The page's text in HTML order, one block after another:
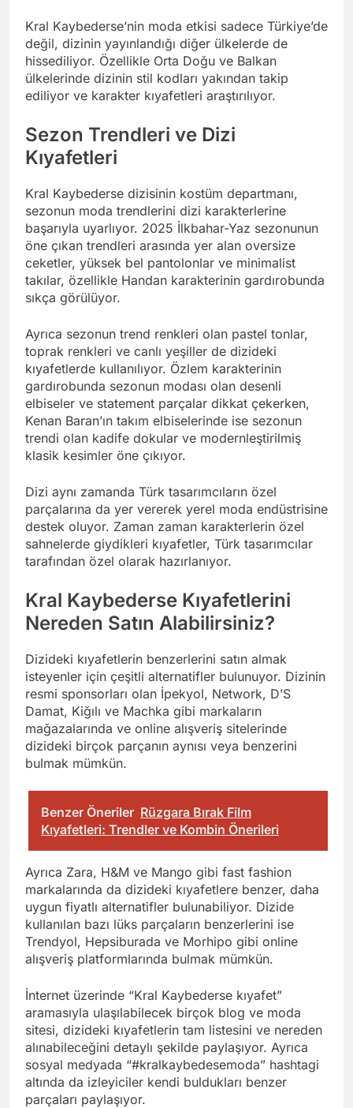
Kral Kaybederse’nin moda etkisi sadece Türkiye’de
değil, dizinin yayınlandığı diğer ülkelerde de
hissediliyor. Özellikle Orta Doğu ve Balkan
ülkelerinde dizinin stil kodları yakından takip
ediliyor ve karakter kıyafetleri araştırılıyor.
Sezon Trendleri ve Dizi
Kıyafetleri
Kral Kaybederse dizisinin kostüm departmanı,
sezonun moda trendlerini dizi karakterlerine
başarıyla uyarlıyor. 2025 İlkbahar-Yaz sezonunun
öne çıkan trendleri arasında yer alan oversize
ceketler, yüksek bel pantolonlar ve minimalist
takılar, özellikle Handan karakterinin gardırobunda
sıkça görülüyor.
Ayrıca sezonun trend renkleri olan pastel tonlar,
toprak renkleri ve canlı yeşiller de dizideki
kıyafetlerde kullanılıyor. Özlem karakterinin
gardırobunda sezonun modası olan desenli
elbiseler ve statement parçalar dikkat çekerken,
Kenan Baran’ın takım elbiselerinde ise sezonun
trendi olan kadife dokular ve modernleştirilmiş
klasik kesimler öne çıkıyor.
Dizi aynı zamanda Türk tasarımcıların özel
parçalarına da yer vererek yerel moda endüstrisine
destek oluyor. Zaman zaman karakterlerin özel
sahnelerde giydikleri kıyafetler, Türk tasarımcılar
tarafından özel olarak hazırlanıyor.
Kral Kaybederse Kıyafetlerini
Nereden Satın Alabilirsiniz?
Dizideki kıyafetlerin benzerlerini satın almak
isteyenler için çeşitli alternatifler bulunuyor. Dizinin
resmi sponsorları olan İpekyol, Network, D’S
Damat, Kiğılı ve Machka gibi markaların
mağazalarında ve online alışveriş sitelerinde
dizideki birçok parçanın aynısı veya benzerini
bulmak mümkün.
Benzer Öneriler Rüzgara Bırak Film
Kıyafetleri: Trendler ve Kombin Önerileri
Ayrıca Zara, H&M ve Mango gibi fast fashion
markalarında da dizideki kıyafetlere benzer, daha
uygun fiyatlı alternatifler bulunabiliyor. Dizide
kullanılan bazı lüks parçaların benzerlerini ise
Trendyol, Hepsiburada ve Morhipo gibi online
alışveriş platformlarında bulmak mümkün.
İnternet üzerinde “Kral Kaybederse kıyafet”
aramasıyla ulaşılabilecek birçok blog ve moda
sitesi, dizideki kıyafetlerin tam listesini ve nereden
alınabileceğini detaylı şekilde paylaşıyor. Ayrıca
sosyal medyada “#kralkaybedesemoda” hashtagi
altında da izleyiciler kendi buldukları benzer
parçaları paylaşıyor.